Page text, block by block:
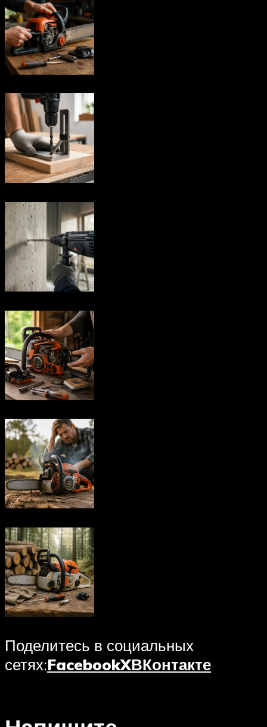
Поделитесь в социальных
сетях:FacebookXВКонтакте